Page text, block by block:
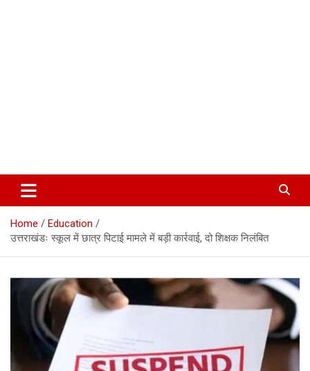
Corbett Halchal (कॉर्बेट हलचल)
Home
Education
उत्तराखंडः स्कूल में छात्र पिटाई मामले में बड़ी कार्रवाई, दो शिक्षक निलंबित